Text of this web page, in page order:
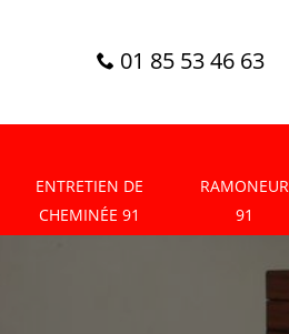
01 85 53 46 63
ENTRETIEN DE
CHEMINÉE 91
RAMONEUR
91